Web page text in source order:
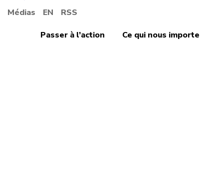
Médias EN RSS
Passer à l’action
Ce qui nous importe